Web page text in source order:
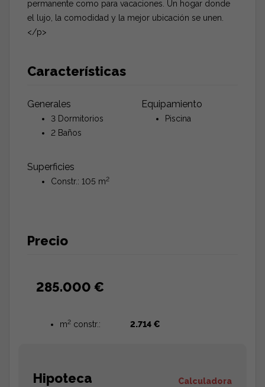
permanente como para vacaciones. Un hogar donde
el lujo, la comodidad y la mejor ubicación se unen.
</p>
Características
Generales
3 Dormitorios
2 Baños
Superficies
Constr.: 105 m2
Equipamiento
Piscina
Precio
285.000 €
m2 constr.: 2.714 €
Hipoteca Calculadora